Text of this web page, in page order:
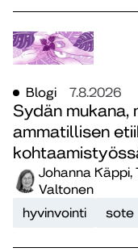
Blogi 7.8.2026
Sydän mukana,
ammatillisen
Johanna Käppi,
Valtonen
hyvinvointi
sote